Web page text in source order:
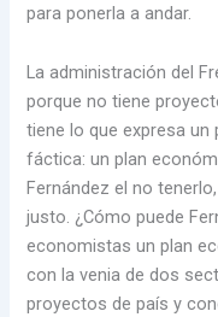
para ponerla a andar.
La administración del
porque no tiene
tiene lo que expresa un
fáctica: un plan
Fernández el no
justo. ¿Cómo puede
economistas un plan
con la venia de dos
proyectos de país y